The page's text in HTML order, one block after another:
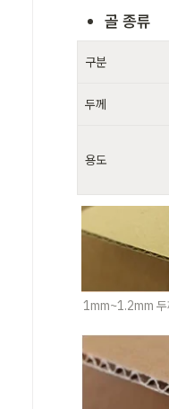
골 종류
구분
두께
용도
1mm~1.2mm 두